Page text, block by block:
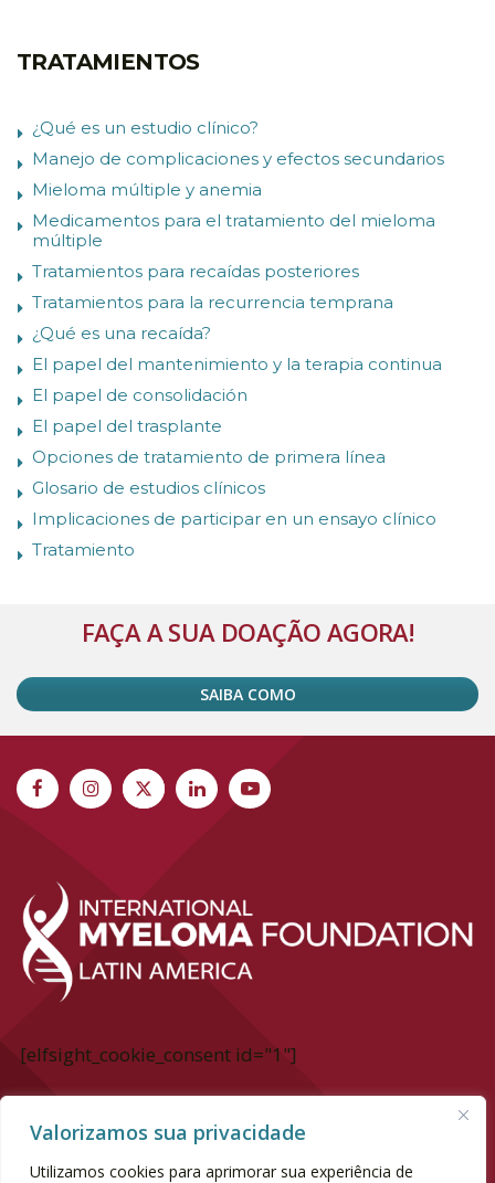
Valorizamos sua privacidade
Utilizamos cookies para aprimorar sua experiência de
TRATAMIENTOS
¿Qué es un estudio clínico?
Manejo de complicaciones y efectos secundarios
Mieloma múltiple y anemia
Medicamentos para el tratamiento del mieloma
múltiple
Tratamientos para recaídas posteriores
Tratamientos para la recurrencia temprana
¿Qué es una recaída?
El papel del mantenimiento y la terapia continua
El papel de consolidación
El papel del trasplante
Opciones de tratamiento de primera línea
Glosario de estudios clínicos
Implicaciones de participar en un ensayo clínico
Tratamiento
FAÇA A SUA DOAÇÃO AGORA!
SAIBA COMO
[elfsight_cookie_consent id="1"]
International Myeloma Foundation Latin